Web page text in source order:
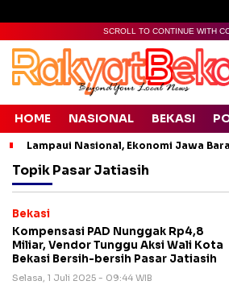
SCROLL TO CONTINUE WITH
HOME NASIONAL BEKASI
Lampaui Nasional, Ekonomi Jawa
Topik Pasar Jatiasih
Bekasi
Kompensasi PAD Nunggak Rp4,8
Miliar, Vendor Tunggu Aksi Wali Kota
Bekasi Bersih-bersih Pasar Jatiasih
Selasa, 1 Juli 2025 - 09:44 WIB